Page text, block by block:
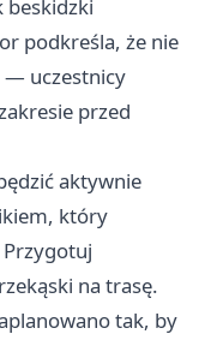
beskidzki
podkreśla, że nie
— uczestnicy
przed
aktywnie
który
na trasę.
tak, by